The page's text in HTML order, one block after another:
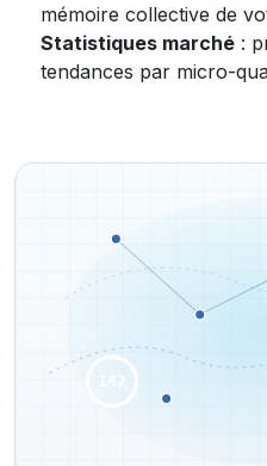
mémoire collective de
Statistiques marché :
tendances par micro-
142